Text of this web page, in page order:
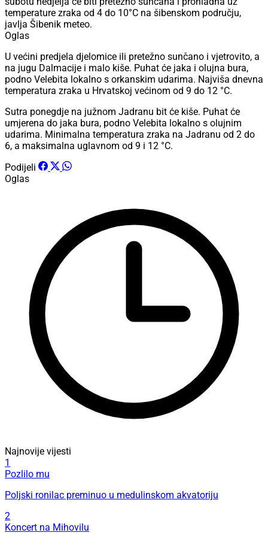
temperature zraka od 4 do 10°C na šibenskom području,
javlja Šibenik meteo.
Oglas
U većini predjela djelomice ili pretežno sunčano i vjetrovito, a
na jugu Dalmacije i malo kiše. Puhat će jaka i olujna bura,
podno Velebita lokalno s orkanskim udarima. Najviša dnevna
temperatura zraka u Hrvatskoj većinom od 9 do 12 °C.
Sutra ponegdje na južnom Jadranu bit će kiše. Puhat će
umjerena do jaka bura, podno Velebita lokalno s olujnim
udarima. Minimalna temperatura zraka na Jadranu od 2 do
6, a maksimalna uglavnom od 9 i 12 °C.
Podijeli
Oglas
Najnovije vijesti
1
Pozlilo mu
Poljski ronilac preminuo u medulinskom akvatoriju
2
Koncert na Mihovilu